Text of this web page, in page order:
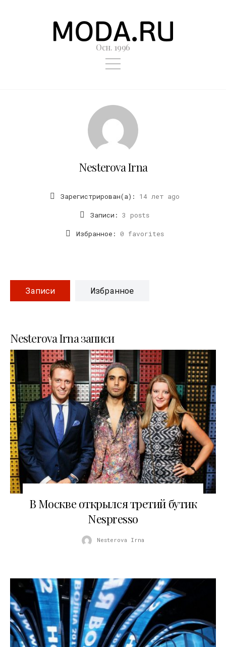
Осн. 1996
Nesterova Irna
Зарегистрирован(а): 14 лет ago
Записи: 3 posts
Избранное: 0 favorites
Записи Избранное
Nesterova Irna записи
18.12.2012
В Москве открылся третий бутик
Nespresso
Nesterova Irna